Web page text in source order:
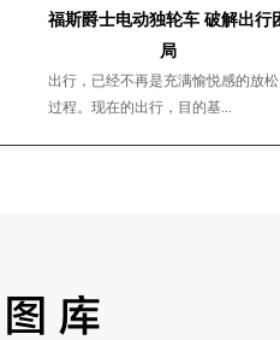
福斯爵士电动独轮车 破解出行
局
出行，已经不再是充满愉悦感的放松
过程。现在的出行，目的基...